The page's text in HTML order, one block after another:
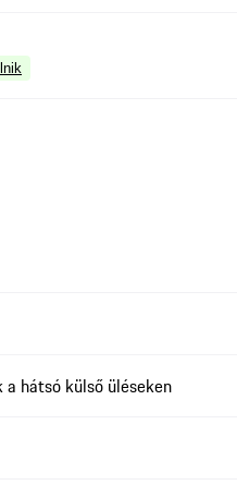
hátsó külső üléseken